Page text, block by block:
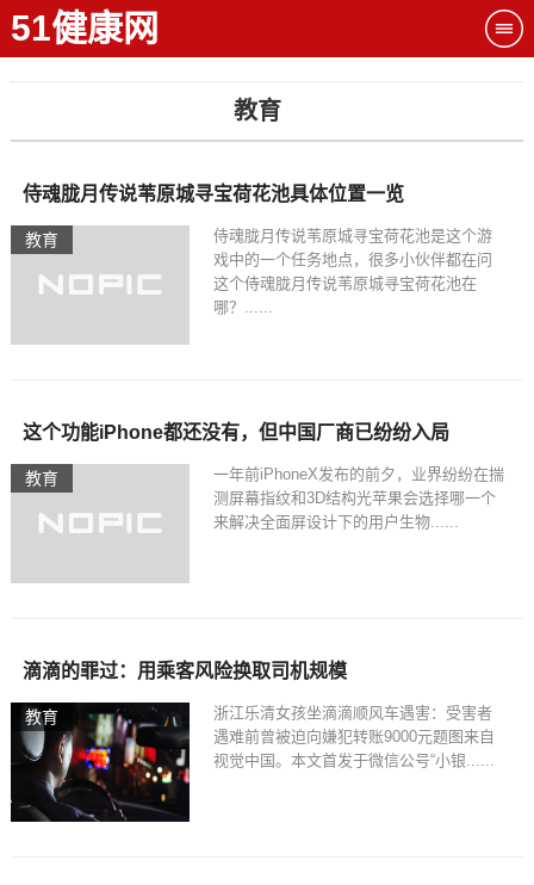
51健康网
教育
教育
侍魂胧月传说苇原城寻宝荷花池具体位置一览
侍魂胧月传说苇原城寻宝荷花池是这个游
戏中的一个任务地点，很多小伙伴都在问
这个侍魂胧月传说苇原城寻宝荷花池在
哪？......
教育
这个功能iPhone都还没有，但中国厂商已纷纷入局
一年前iPhoneX发布的前夕，业界纷纷在揣
测屏幕指纹和3D结构光苹果会选择哪一个
来解决全面屏设计下的用户生物......
教育
滴滴的罪过：用乘客风险换取司机规模
浙江乐清女孩坐滴滴顺风车遇害：受害者
遇难前曾被迫向嫌犯转账9000元题图来自
视觉中国。本文首发于微信公号“小银......